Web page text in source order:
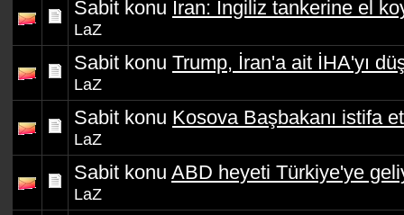
Sabit konu İran: İngiliz tankerine el
LaZ
Sabit konu Trump, İran'a ait İHA'yı
LaZ
Sabit konu Kosova Başbakanı istifa
LaZ
Sabit konu ABD heyeti Türkiye'ye
LaZ